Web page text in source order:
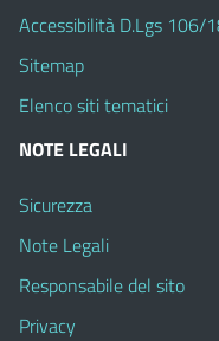
Accessibilità D.Lgs 106/
Sitemap
Elenco siti tematici
NOTE LEGALI
Sicurezza
Note Legali
Responsabile del sito
Privacy